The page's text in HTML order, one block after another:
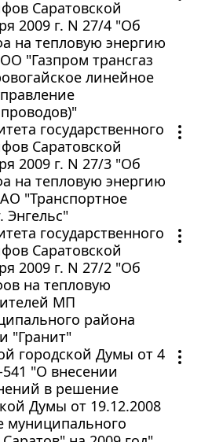
Саратовской
2009 г. N 27/4 "Об
на тепловую энергию
"Газпром трансгаз
линейное
государственного
Саратовской
2009 г. N 27/3 "Об
на тепловую энергию
"Транспортное
Энгельс"
государственного
Саратовской
2009 г. N 27/2 "Об
на тепловую
МП
района
"Гранит"
городской Думы от 4
541 "О внесении
в решение
Думы от 19.12.2008
муниципального